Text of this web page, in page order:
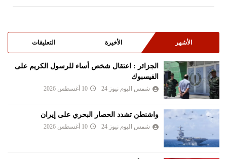
الأشهر الأخيرة التعليقات
الجزائر : اعتقال شخص أساء للرسول الكريم على
الفيسبوك
شمس اليوم نيوز 24 10 أغسطس 2026
واشنطن تشدد الحصار البحري على إيران
شمس اليوم نيوز 24 10 أغسطس 2026